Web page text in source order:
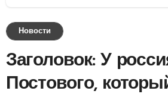
Новости
Заголовок: У
Постового,